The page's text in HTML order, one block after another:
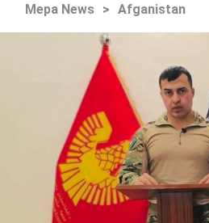
Mepa News > Afganistan